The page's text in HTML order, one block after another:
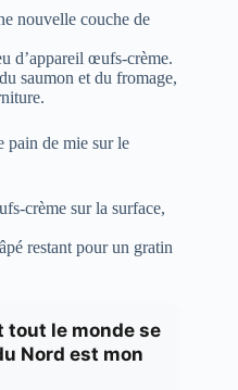
nouvelle couche de
d’appareil œufs-crème.
saumon et du fromage,
pain de mie sur le
crème sur la surface,
restant pour un gratin
tout le monde se
Nord est mon